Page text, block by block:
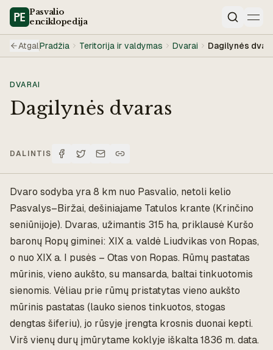
Pasvalio
enciklopedija
Paieška
AtgalPradžia Teritorija ir valdymas Dvarai Dagilynės
DVARAI
Dagilynės dvaras
DALINTIS
Dvaro sodyba yra 8 km nuo Pasvalio, netoli kelio
Pasvalys–Biržai, dešiniajame Tatulos krante (Krinčino
seniūnijoje). Dvaras, užimantis 315 ha, priklausė Kuršo
baronų Ropų giminei: XIX a. valdė Liudvikas von Ropas,
o nuo XIX a. I pusės – Otas von Ropas. Rūmų pastatas
mūrinis, vieno aukšto, su mansarda, baltai tinkuotomis
sienomis. Vėliau prie rūmų pristatytas vieno aukšto
mūrinis pastatas (lauko sienos tinkuotos, stogas
dengtas šiferiu), jo rūsyje įrengta krosnis duonai kepti.
Virš vienų durų įmūrytame koklyje iškalta 1836 m. data.